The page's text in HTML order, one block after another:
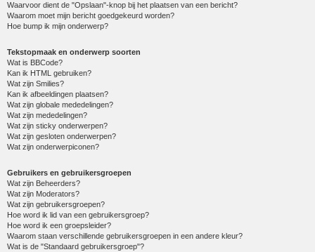
Waarvoor dient de "Opslaan"-knop bij het plaatsen van een bericht?
Waarom moet mijn bericht goedgekeurd worden?
Hoe bump ik mijn onderwerp?
Tekstopmaak en onderwerp soorten
Wat is BBCode?
Kan ik HTML gebruiken?
Wat zijn Smilies?
Kan ik afbeeldingen plaatsen?
Wat zijn globale mededelingen?
Wat zijn mededelingen?
Wat zijn sticky onderwerpen?
Wat zijn gesloten onderwerpen?
Wat zijn onderwerpiconen?
Gebruikers en gebruikersgroepen
Wat zijn Beheerders?
Wat zijn Moderators?
Wat zijn gebruikersgroepen?
Hoe word ik lid van een gebruikersgroep?
Hoe word ik een groepsleider?
Waarom staan verschillende gebruikersgroepen in een andere kleur?
Wat is de "Standaard gebruikersgroep"?